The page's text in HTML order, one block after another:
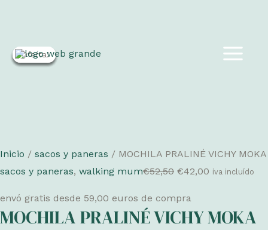
MAIN
¡Oferta!
Inicio / sacos y paneras / MOCHILA PRALINÉ VICHY MOKA
sacos y paneras, walking mum€52,50 El
original
era:
€42,00 El
es:
iva incluído
envó gratis desde 59,00 euros de compra
MOCHILA PRALINÉ VICHY MOKA
¡Oferta!
¡Oferta!
¡Oferta!
¡Oferta!